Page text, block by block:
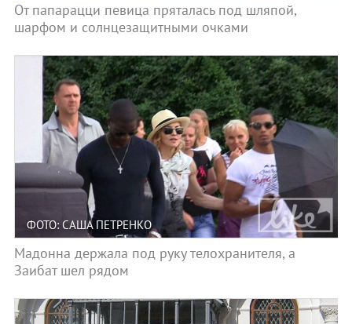
От папарацци певица пряталась под шляпой,
шарфом и солнцезащитными очками
ФОТО: САША ПЕТРЕНКО
Мадонна держала под руку телохранителя, а
Заибат шел рядом